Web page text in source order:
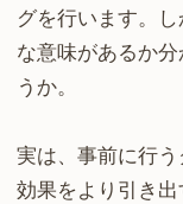
グを行います。
な意味があるか
うか。
実は、事前に行
効果をより引き